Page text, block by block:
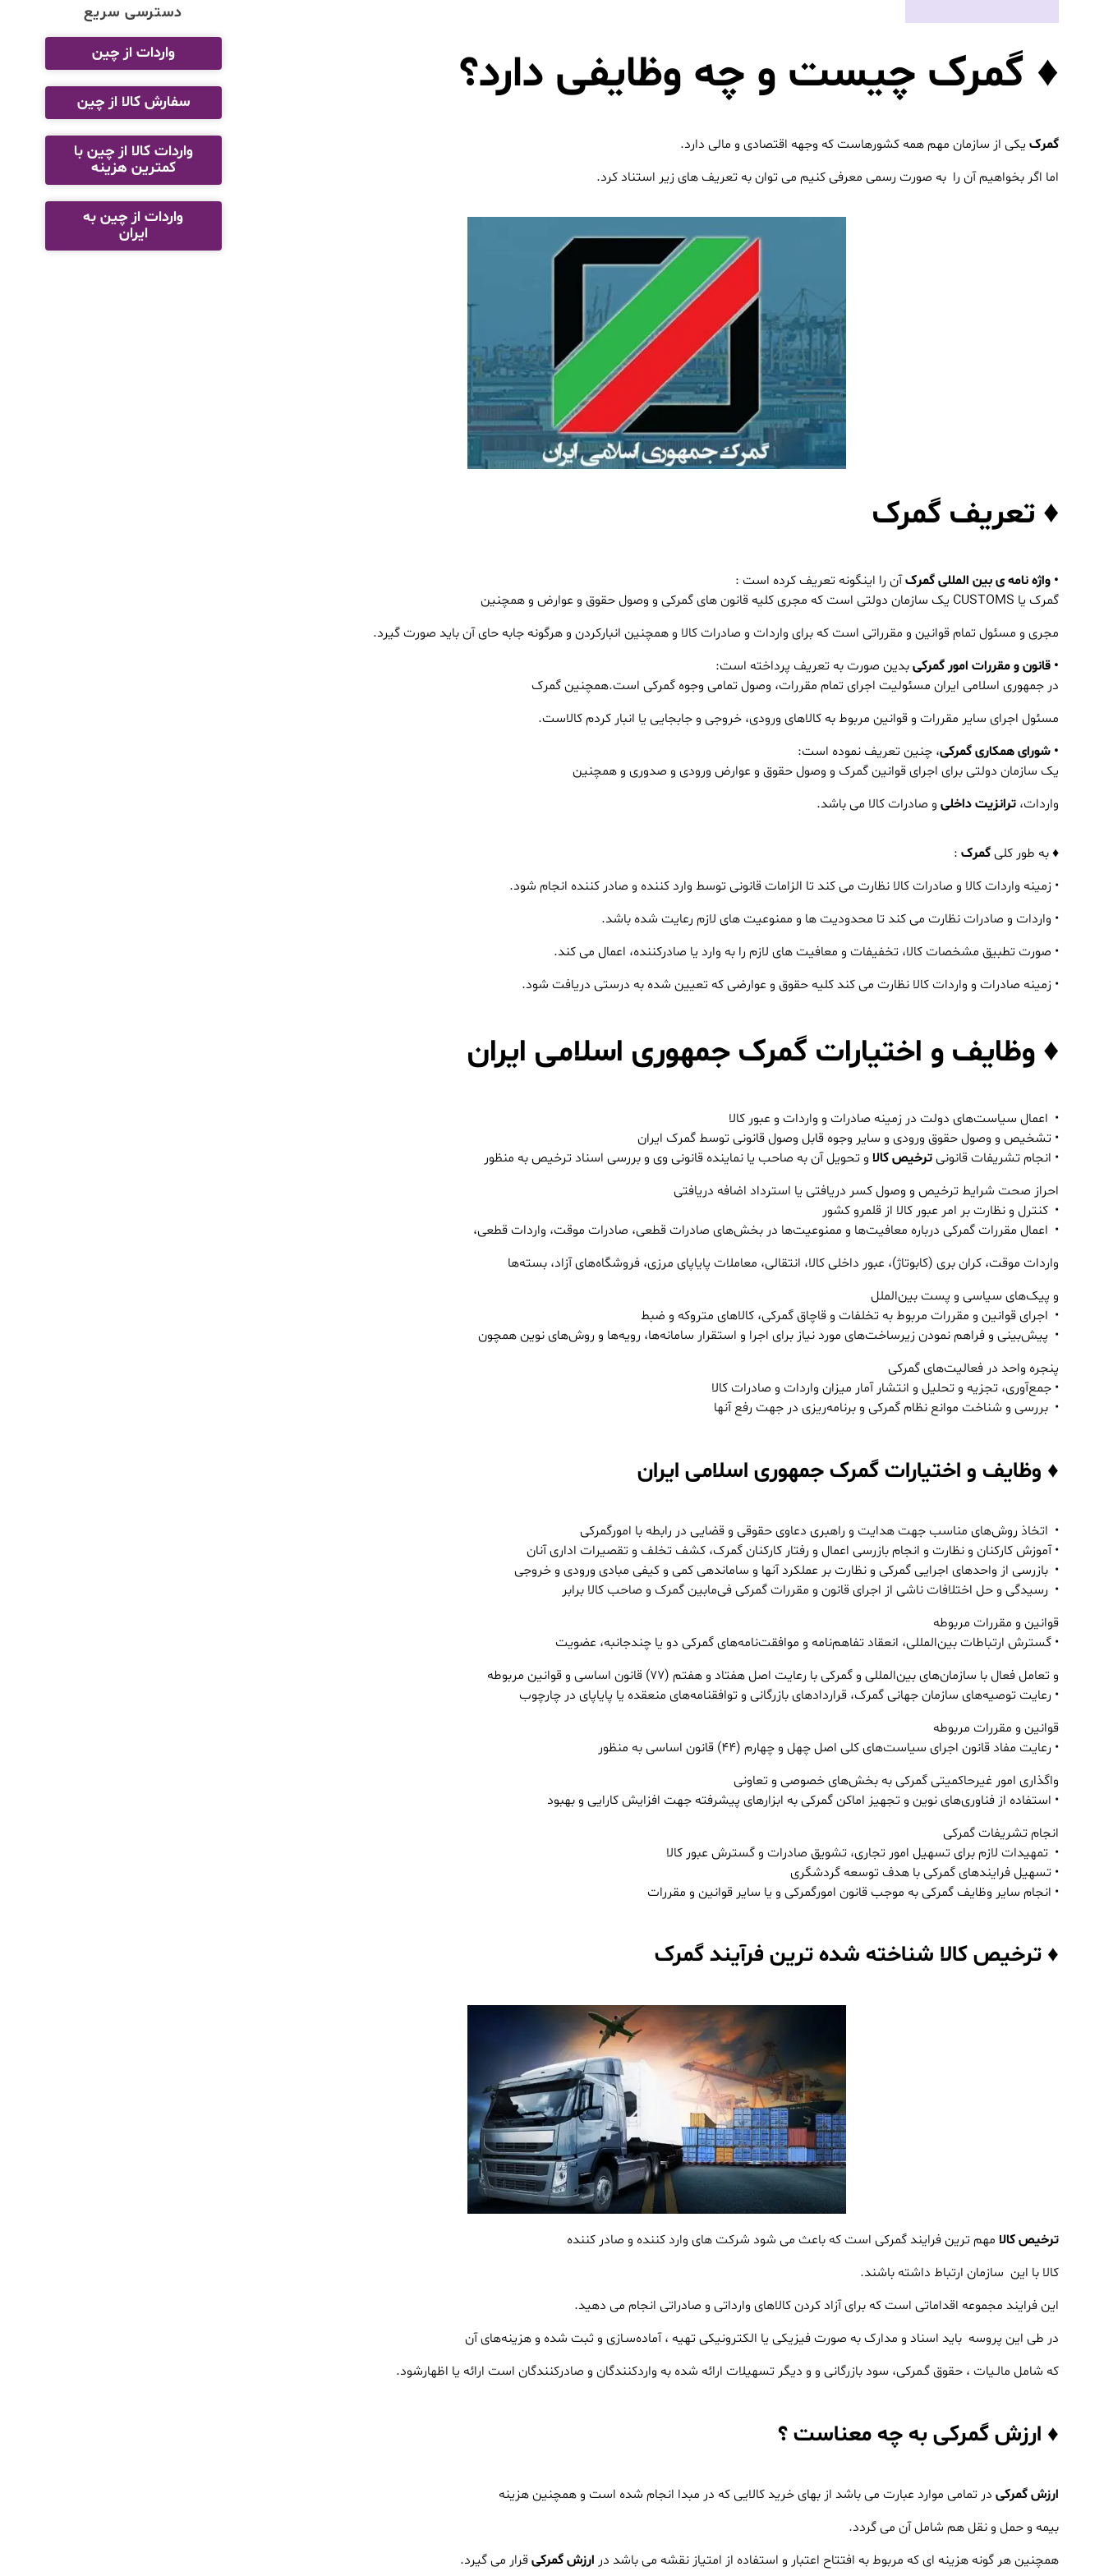
♦ گمرک چیست و چه وظایفی دارد؟
گمرک یکی از سازمان مهم همه کشورهاست که وجهه اقتصادی و مالی دارد.
اما اگر بخواهیم آن را به صورت رسمی معرفی کنیم می توان به تعریف های زیر استناد کرد.
♦ تعریف گمرک
• واژه نامه ی بین المللی گمرکآن را اینگونه تعریف کرده است :
گمرک یا CUSTOMS یک سازمان دولتی است که مجری کلیه قانون های گمرکی و وصول حقوق و عوارض و همچنین
مجری و مسئول تمام قوانین و مقرراتی است که برای واردات و صادرات کالا و همچنین انبارکردن و هرگونه جابه حای آن باید صورت گیرد.
• قانون و مقررات امور گمرکیبدین صورت به تعریف پرداخته است:
در جمهوری اسلامی ایران مسئولیت اجرای تمام مقررات، وصول تمامی وجوه گمرکی است.همچنین گمرک
مسئول اجرای سایر مقررات و قوانین مربوط به کالاهای ورودی، خروجی و جابجایی یا انبار کردم کالاست.
• شورای همکاری گمرکی، چنین تعریف نموده است:
یک سازمان دولتی برای اجرای قوانین گمرک و وصول حقوق و عوارض ورودی و صدوری و همچنین
واردات، ترانزیت داخلی و صادرات کالا می باشد.
♦ به طور کلیگمرک :
• زمینه واردات کالا و صادرات کالا نظارت می کند تا الزامات قانونی توسط وارد کننده و صادر کننده انجام شود.
• واردات و صادرات نظارت می کند تا محدودیت ها و ممنوعیت های لازم رعایت شده باشد.
• صورت تطبیق مشخصات کالا، تخفیفات و معافیت های لازم را به وارد یا صادرکننده، اعمال می کند.
• زمینه صادرات و واردات کالا نظارت می کند کلیه حقوق و عوارضی که تعیین شده به درستی دریافت شود.
♦ وظایف و اختیارات گمرک جمهوری اسلامی ایران
• اعمال سیاست‌های دولت در زمینه صادرات و واردات و عبور کالا
• تشخیص و وصول حقوق ورودی و سایر وجوه قابل وصول قانونی توسط گمرک ایران
• انجام تشریفات قانونیترخیص کالا و تحویل آن به صاحب یا نماینده قانونی وی و بررسی اسناد ترخیص به منظور
احراز صحت شرایط ترخیص و وصول کسر دریافتی یا استرداد اضافه دریافتی
• کنترل و نظارت بر امر عبور کالا از قلمرو کشور
• اعمال مقررات گمرکی درباره معافیت‌ها و ممنوعیت‌ها در بخش‌های صادرات قطعی، صادرات موقت، واردات قطعی،
واردات موقت، کران بری (کابوتاژ)، عبور داخلی کالا، انتقالی، معاملات پایاپای مرزی، فروشگاه‌های آزاد، بسته‌ها
و پیک‌های سیاسی و پست بین‌الملل
• اجرای قوانین و مقررات مربوط به تخلفات و قاچاق گمرکی، کالاهای متروکه و ضبط
• پیش‌بینی و فراهم نمودن زیرساخت‌های مورد نیاز برای اجرا و استقرار سامانه‌ها، رویه‌ها و روش‌های نوین همچون
پنجره واحد در فعالیت‌های گمرکی
• جمع‌آوری، تجزیه و تحلیل و انتشار آمار میزان واردات و صادرات کالا
• بررسی و شناخت موانع نظام گمرکی و برنامه‌ریزی در جهت رفع آنها
♦ وظایف و اختیارات گمرک جمهوری اسلامی ایران
• اتخاذ روش‌های مناسب جهت هدایت و راهبری دعاوی حقوقی و قضایی در رابطه با امورگمرکی
• آموزش کارکنان و نظارت و انجام بازرسی اعمال و رفتار کارکنان گمرک، کشف تخلف و تقصیرات اداری آنان
• بازرسی از واحدهای اجرایی گمرکی و نظارت بر عملکرد آنها و ساماندهی کمی و کیفی مبادی ورودی و خروجی
• رسیدگی و حل اختلافات ناشی از اجرای قانون و مقررات گمرکی فی‌مابین گمرک و صاحب کالا برابر
قوانین و مقررات مربوطه
• گسترش ارتباطات بین‌المللی، انعقاد تفاهم‌نامه و موافقت‌نامه‌های گمرکی دو یا چندجانبه، عضویت
و تعامل فعال با سازمان‌های بین‌المللی و گمرکی با رعایت اصل هفتاد و هفتم (77) قانون اساسی و قوانین مربوطه
• رعایت توصیه‌های سازمان جهانی گمرک، قراردادهای بازرگانی و توافقنامه‌های منعقده یا پایاپای در چارچوب
قوانین و مقررات مربوطه
• رعایت مفاد قانون اجرای سیاست‌های کلی اصل چهل و چهارم (44) قانون اساسی به منظور
واگذاری امور غیرحاکمیتی گمرکی به بخش‌های خصوصی و تعاونی
• استفاده از فناوری‌های نوین و تجهیز اماکن گمرکی به ابزارهای پیشرفته جهت افزایش کارایی و بهبود
انجام تشریفات گمرکی
• تمهیدات لازم برای تسهیل امور تجاری، تشویق صادرات و گسترش عبور کالا
• تسهیل فرایندهای گمرکی با هدف توسعه گردشگری
• انجام سایر وظایف گمرکی به موجب قانون امورگمرکی و یا سایر قوانین و مقررات
♦ ترخیص کالا شناخته شده ترین فرآیند گمرک
ترخیص کالا مهم ترین فرایند گمرکی است که باعث می شود شرکت های وارد کننده و صادر کننده
کالا با این سازمان ارتباط داشته باشند.
این فرایند مجموعه اقداماتی است که برای آزاد کردن کالاهای وارداتی و صادراتی انجام می دهید.
در طی این پروسه باید اسناد و مدارک به صورت فیزیکی یا الکترونیکی تهیه ، آماده‌سـازی و ثبت شده و هزینه‌های آن
که شامل مالـیات ، حقوق گـمرکی، سود بازرگانی و و دیگر تسهیلات ارائه شده به واردکنندگان و صادرکنندگان است ارائه یا اظهارشود.
♦ ارزش گمرکی به چه معناست ؟
ارزش گمرکی در تمامی موارد عبارت می باشد از بهای خرید کالایی که در مبدا انجام شده است و همچنین هزینه
بیمه و حمل و نقل هم شامل آن می گردد.
همچنین هر گونه هزینه ای که مربوط به افتتاح اعتبار و استفاده از امتیاز نقشه می باشد در ارزش گمرکیقرار می گیرد.
دسترسی سریع
واردات از چین
سفارش کالا از چین
واردات کالا از چین با
کمترین هزینه
واردات از چین به
ایران